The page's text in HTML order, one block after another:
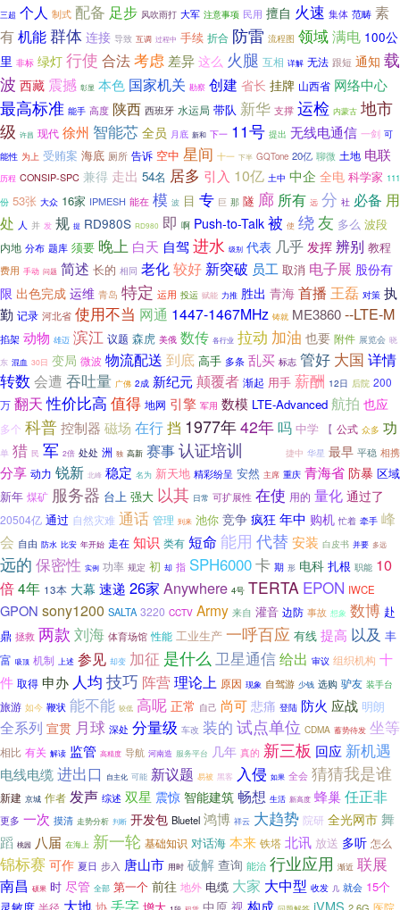
三超 个人 制式 配备 足步 风吹雨打 大军 注意事项 民用 擅自 火速 集体 范畴 素
有机能群体 连接 导致 互调 过程中 手续 折合 防雷 流程图 领域满电 100公
里 非标 绿灯行使 合法考虑 差异这么 火腿 互相 详解 无法 跟短 通知 载
波 西藏 震撼 彰显 本色 国家机关 勘察 创建 省长 挂牌 山西省 网络中心
最高标准 能手 高度 陕西 西班牙 水运局 带队 新华 支撑 运检 内蒙古 地市
级 许昌 现代 徐州 智能芯 全员 月底 新和 下一 11号 提出 无线电通信 一剑 可
能性 为上 受贿案 海底 厕所 告诉 空中 星间 十一 下半 GQTone 20亿 聊微 土地 电联
历程 CONSIP-SPC 兼得 走出 54名 居多 引入 10亿 土中 中企 全电 科学家 111
份 53张 大众 16家 IPMESH 能在 模 波 目 专 巨 那 隧 廊 所有 远 分 社 必备 用
处 人 并 发 规 提 RD980S RD980 即 啊 Push-to-Talk 被 使 绕友 多么 波段
内地 分布 题库 须要 晚上 白天 自驾 进水 级别 代表 几乎 发挥 辨别 教程
费用 手动 问题 简述 长的 相同 老化较好 新突破 员工 取消 电子展 股份有
限 出色完成 运维 青岛 特定 运用 投运 赋能 力推 胜出 青海 首播 王磊 对策 执
勤 记录 河北省 使用不当 网通 1447-1467MHz 铸就 ME3860--LTE-M
掐架 动物 雄迈 滨江 议题 森虎 美俄 数传 各行业 拉动 加油 也要 附件 展览会 晓
东 混血 30日 变局 微波 物流配送 到底 高手 多条 乱买 标志 管好 大国 详情
转数 会遭 吞吐量 广佛 2成 新纪元颠覆者 渐起 用手 薪酬 12日 后院 200
万 翻天 性价比高 值得 地网 引擎 军用 数模 LTE-Advanced 航拍 也应
多个 科普控制器 磁场 在行挡 1977年42年吗 中学 【 公式 众多 功
单 猎 民 军 2倍 处处 洲 独 高新 赛事认证培训 捷中 华星 最早 平稳 相携
分享 动力 锐新 北峰 稳定 名为 新天地 精彩纷呈 安然 主席 重庆 青海省 防暴 区域
新年 煤矿 服务器 台上 强大 以其 日常 可扩展性 在使 用的 量化 通过了
20504亿 通过 自然灾难 通话 管理 到来 池你 竞争 疯狂 年中 购机 忙着 牵手 峰
会 自由 防水 比安 年开始 走在 知识 类有 短命 能用 代替安装 白皮书 并要 多远
远的 保密性 实例 功率 规定 初 却 指 SPH6000卡 期 形 电科 扎根 职能 10
倍4年 13本 大幕 速递 26家 Anywhere 4号 TERTA EPON IWCE
GPON sony1200 SALTA 3220 CCTV Army 来自 灌音 边防 事故 想象 数博 赴
鼎 拯救 两款 刘海 体育场馆 性能 工业生产 一呼百应 有线 提高 以及 丰
富 吸顶 机制 上述 参见 却变 加征 是什么 卫星通信给出 审议 组织机构 十
件 取得 申办 人均 技巧 阵营理论上 原因 现象 自驾游 少钱 选购 驴友 装手台
旅游 如今 鞭状 能不能 较低 高呢 正常 自己 尚可 悲痛 登陆 防火 应战 明朗
全系列 宣贯 月球 深处 分量级 车改 装的 试点单位 CDMA 蓄势待发 坐等
相比 有关 解读 监管 高精度 导航 河南造 服务平台 几年 真的 新三板 回应 新机遇
电线电缆进出口 自主化 可能 新议题 易被 黑客 入侵 如果 全会 猜猜我是谁
新建 京城 作者 发声 综述 双星 震惊 智能建筑 畅想 生活 新高度 蜂巢任正非
更多 一次 摸清 走势分析 判断 开发包 Bluetel 鸿博 祥云 大趋势 院研 全光网市 舞
蹈 桃园 八届 在海上 新一轮 基础知识 对话海 本来 铁塔 北讯 放送 多听 怎么
锦标赛 可作 夏日 步入 唐山市 用时 破解 查询 能治 行业应用 渐近 联展
南昌 硕果 时 尽管 全部 第一个 前往 地外 电缆 大家 大中型 收发 几 就会 15个
丢字 中原 视 构成 iVMS